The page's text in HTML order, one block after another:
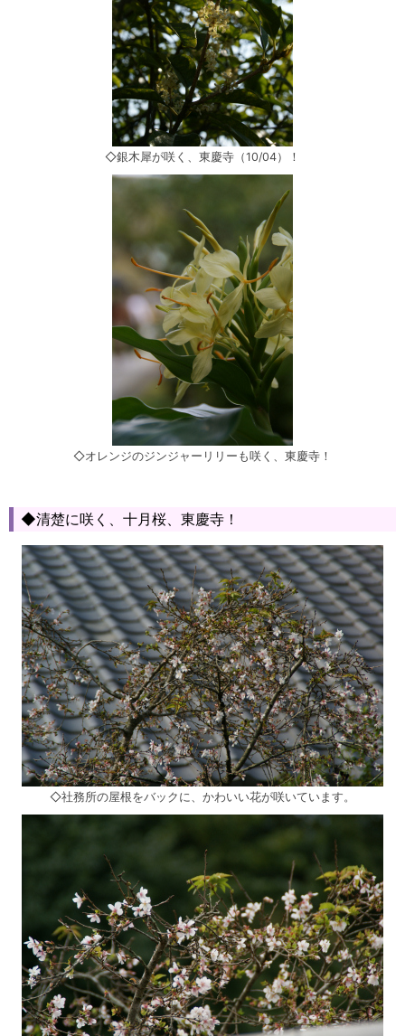
◇銀木犀が咲く、東慶寺（10/04）！
◇オレンジのジンジャーリリーも咲く、東慶寺！
◆清楚に咲く、十月桜、東慶寺！
◇社務所の屋根をバックに、かわいい花が咲いています。